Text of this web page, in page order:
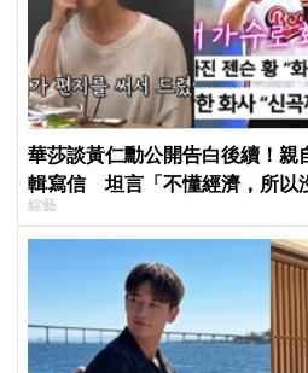
華莎談黃仁勳公開告白後續！親
輯寫信 坦言「不懂經濟，所以
來」
綜藝